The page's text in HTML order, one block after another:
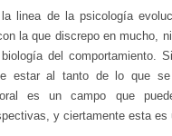
a
e
n
n
i
linea de la psicología
la que discrepo en mucho,
del comportamiento.
estar al tanto de lo que
es un campo que
y ciertamente esta es